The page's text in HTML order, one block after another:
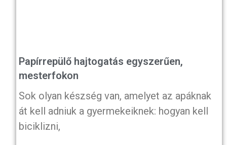
Papírrepülő hajtogatás egyszerűen,
mesterfokon
Sok olyan készség van, amelyet az apáknak
át kell adniuk a gyermekeiknek: hogyan kell
biciklizni,